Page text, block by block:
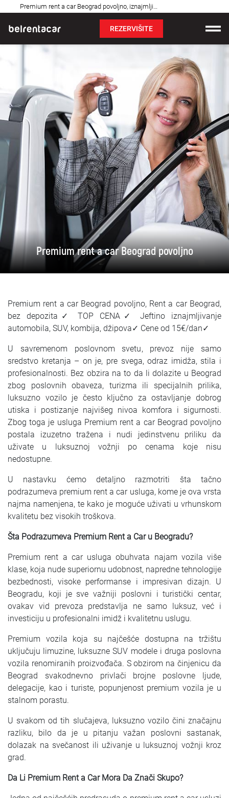
Premium rent a car Beograd povoljno, iznajmljivanje auta: Bel✓
pitanja
REZERVIŠITE
Uslovi najma
O nama
Najčešća pitanja
Blog
Kontakt
SRPSKI
СРПСКИ
Premium rent a car Beograd povoljno
Premium rent a car Beograd povoljno, Rent a car Beograd,
bez depozita✓ TOP CENA✓ Jeftino iznajmljivanje
automobila, SUV, kombija, džipova✓ Cene od 15€/dan✓
U savremenom poslovnom svetu, prevoz nije samo
sredstvo kretanja – on je, pre svega, odraz imidža, stila i
profesionalnosti. Bez obzira na to da li dolazite u Beograd
zbog poslovnih obaveza, turizma ili specijalnih prilika,
luksuzno vozilo je često ključno za ostavljanje dobrog
utiska i postizanje najvišeg nivoa komfora i sigurnosti.
Zbog toga je usluga Premium rent a car Beograd povoljno
postala izuzetno tražena i nudi jedinstvenu priliku da
uživate u luksuznoj vožnji po cenama koje nisu
nedostupne.
U nastavku ćemo detaljno razmotriti šta tačno
podrazumeva premium rent a car usluga, kome je ova vrsta
najma namenjena, te kako je moguće uživati u vrhunskom
kvalitetu bez visokih troškova.
Šta Podrazumeva Premium Rent a Car u Beogradu?
Premium rent a car usluga obuhvata najam vozila više
klase, koja nude superiornu udobnost, napredne tehnologije
bezbednosti, visoke performanse i impresivan dizajn. U
Beogradu, koji je sve važniji poslovni i turistički centar,
ovakav vid prevoza predstavlja ne samo luksuz, već i
investiciju u profesionalni imidž i kvalitetnu uslugu.
Premium vozila koja su najčešće dostupna na tržištu
uključuju limuzine, luksuzne SUV modele i druga poslovna
vozila renomiranih proizvođača. S obzirom na činjenicu da
Beograd svakodnevno privlači brojne poslovne ljude,
delegacije, kao i turiste, popunjenost premium vozila je u
stalnom porastu.
U svakom od tih slučajeva, luksuzno vozilo čini značajnu
razliku, bilo da je u pitanju važan poslovni sastanak,
dolazak na svečanost ili uživanje u luksuznoj vožnji kroz
grad.
Da Li Premium Rent a Car Mora Da Znači Skupo?